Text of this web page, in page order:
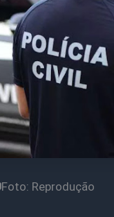
Reprodução